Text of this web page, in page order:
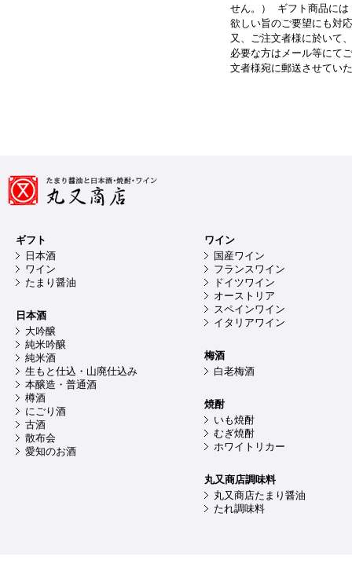
せん。） ギフト商品には
欲しい旨のご要望にも対
又、ご注文者様に於いて
必要な方はメール等にて
文者様宛に郵送させてい
ギフト
日本酒
ワイン
たまり醤油
日本酒
大吟醸
純米吟醸
純米酒
生もと仕込・山廃仕込み
本醸造・普通酒
樽酒
にごり酒
古酒
散布会
愛知のお酒
ワイン
国産ワイン
フランスワイン
ドイツワイン
オーストリア
スペインワイン
イタリアワイン
梅酒
白老梅酒
焼酎
いも焼酎
むぎ焼酎
ホワイトリカー
丸又商店調味料
丸又商店たまり醤油
たれ調味料